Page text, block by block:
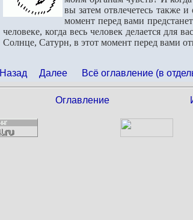
вы затем отвлечетесь также
момент перед вами
чело­веке, когда весь человек делается для
Солнце, Сатурн, в этот момент перед вами
Назад Далее Всё оглавление (в
Оглавление